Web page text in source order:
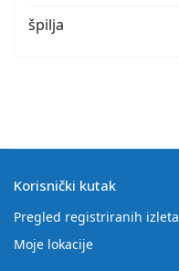
špilja
Korisnički kutak
Pregled registriranih izleta
Moje lokacije